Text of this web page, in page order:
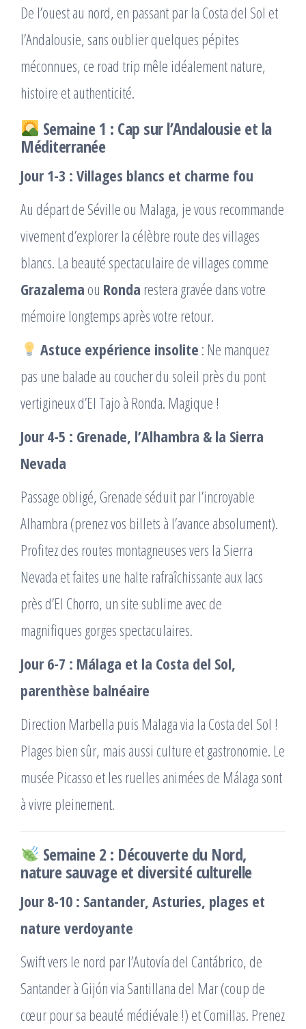
De l’ouest au nord, en passant par la Costa del Sol et
l’Andalousie, sans oublier quelques pépites
méconnues, ce road trip mêle idéalement nature,
histoire et authenticité.
Semaine 1 : Cap sur l’Andalousie et la
Méditerranée
Jour 1-3 : Villages blancs et charme fou
Au départ de Séville ou Malaga, je vous recommande
vivement d’explorer la célèbre route des villages
blancs. La beauté spectaculaire de villages comme
Grazalema ou Ronda restera gravée dans votre
mémoire longtemps après votre retour.
Astuce expérience insolite : Ne manquez
pas une balade au coucher du soleil près du pont
vertigineux d’El Tajo à Ronda. Magique !
Jour 4-5 : Grenade, l’Alhambra & la Sierra
Nevada
Passage obligé, Grenade séduit par l’incroyable
Alhambra (prenez vos billets à l’avance absolument).
Profitez des routes montagneuses vers la Sierra
Nevada et faites une halte rafraîchissante aux lacs
près d’El Chorro, un site sublime avec de
magnifiques gorges spectaculaires.
Jour 6-7 : Málaga et la Costa del Sol,
parenthèse balnéaire
Direction Marbella puis Malaga via la Costa del Sol !
Plages bien sûr, mais aussi culture et gastronomie. Le
musée Picasso et les ruelles animées de Málaga sont
à vivre pleinement.
Semaine 2 : Découverte du Nord,
nature sauvage et diversité culturelle
Jour 8-10 : Santander, Asturies, plages et
nature verdoyante
Swift vers le nord par l’Autovía del Cantábrico, de
Santander à Gijón via Santillana del Mar (coup de
cœur pour sa beauté médiévale !) et Comillas. Prenez